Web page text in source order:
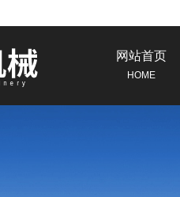
网站首页
HOME